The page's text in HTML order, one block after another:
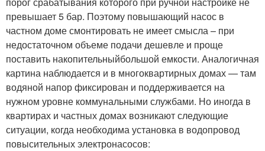
превышает 5 бар. Поэтому повышающий насос в
частном доме смонтировать не имеет смысла – при
недостаточном объеме подачи дешевле и проще
поставить накопительныйбольшой емкости. Аналогичная
картина наблюдается и в многоквартирных домах — там
водяной напор фиксирован и поддерживается на
нужном уровне коммунальными службами. Но иногда в
квартирах и частных домах возникают следующие
ситуации, когда необходима установка в водопровод
повысительных электронасосов: